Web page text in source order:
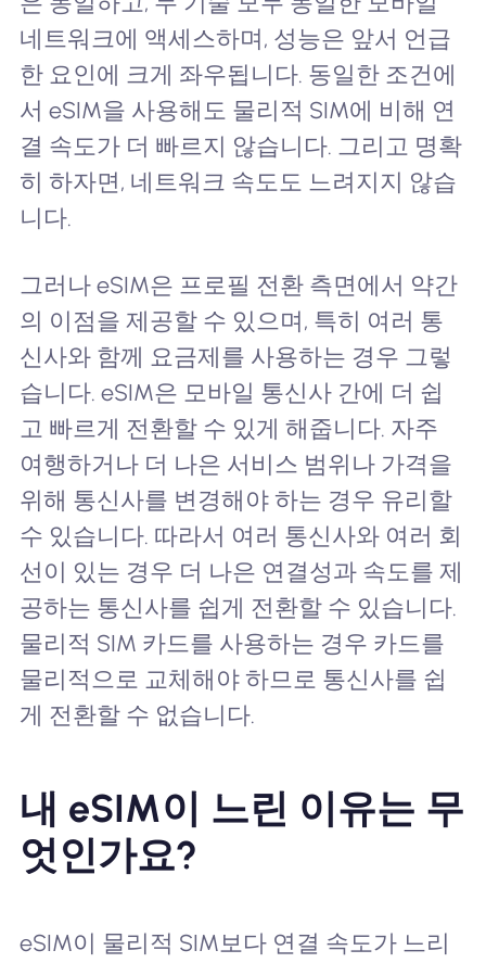
네트워크에 액세스하며, 성능은 앞서 언급
한 요인에 크게 좌우됩니다. 동일한 조건에
서 eSIM을 사용해도 물리적 SIM에 비해 연
결 속도가 더 빠르지 않습니다. 그리고 명확
히 하자면, 네트워크 속도도 느려지지 않습
니다.
그러나 eSIM은 프로필 전환 측면에서 약간
의 이점을 제공할 수 있으며, 특히 여러 통
신사와 함께 요금제를 사용하는 경우 그렇
습니다. eSIM은 모바일 통신사 간에 더 쉽
고 빠르게 전환할 수 있게 해줍니다. 자주
여행하거나 더 나은 서비스 범위나 가격을
위해 통신사를 변경해야 하는 경우 유리할
수 있습니다. 따라서 여러 통신사와 여러 회
선이 있는 경우 더 나은 연결성과 속도를 제
공하는 통신사를 쉽게 전환할 수 있습니다.
물리적 SIM 카드를 사용하는 경우 카드를
물리적으로 교체해야 하므로 통신사를 쉽
게 전환할 수 없습니다.
내 eSIM이 느린 이유는 무
엇인가요?
eSIM이 물리적 SIM보다 연결 속도가 느리